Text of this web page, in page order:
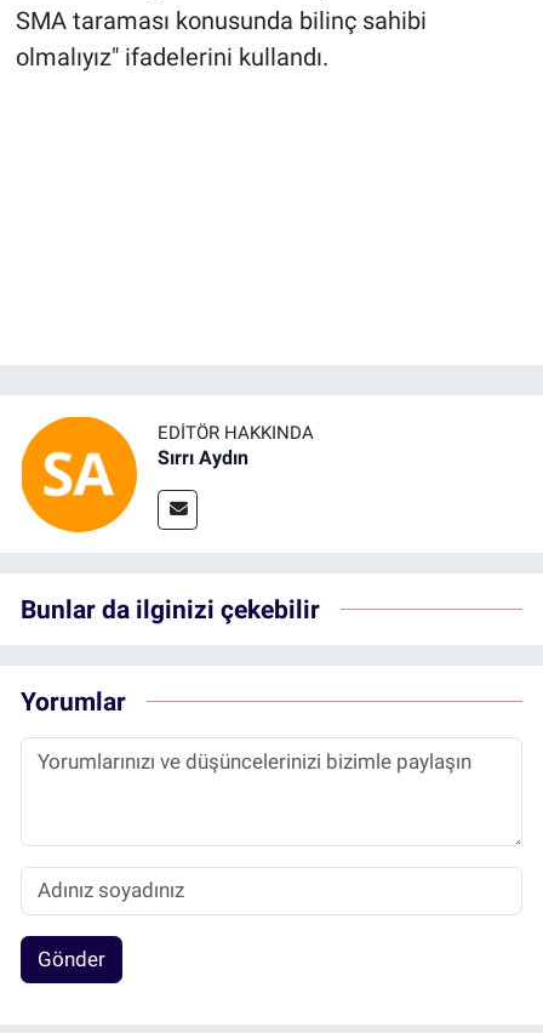
SMA taraması konusunda bilinç sahibi
olmalıyız" ifadelerini kullandı.
EDITÖR HAKKINDA
Sırrı Aydın
Bunlar da ilginizi çekebilir
Yorumlar
Gönder